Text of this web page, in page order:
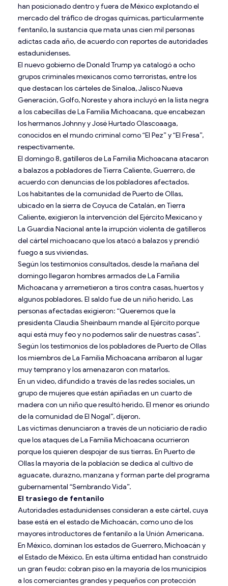
han posicionado dentro y fuera de México explotando el
mercado del tráfico de drogas químicas, particularmente
fentanilo, la sustancia que mata unas cien mil personas
adictas cada año, de acuerdo con reportes de autoridades
estadunidenses.
El nuevo gobierno de Donald Trump ya catalogó a ocho
grupos criminales mexicanos como terroristas, entre los
que destacan los cárteles de Sinaloa, Jalisco Nueva
Generación, Golfo, Noreste y ahora incluyó en la lista negra
a los cabecillas de La Familia Michoacana, que encabezan
los hermanos Johnny y José Hurtado Olascoaaga,
conocidos en el mundo criminal como “El Pez” y “El Fresa”,
respectivamente.
El domingo 8, gatilleros de La Familia Michoacana atacaron
a balazos a pobladores de Tierra Caliente, Guerrero, de
acuerdo con denuncias de los pobladores afectados.
Los habitantes de la comunidad de Puerto de Ollas,
ubicado en la sierra de Coyuca de Catalán, en Tierra
Caliente, exigieron la intervención del Ejército Mexicano y
La Guardia Nacional ante la irrupción violenta de gatilleros
del cártel michoacano que los atacó a balazos y prendió
fuego a sus viviendas.
Según los testimonios consultados, desde la mañana del
domingo llegaron hombres armados de La Familia
Michoacana y arremetieron a tiros contra casas, huertos y
algunos pobladores. El saldo fue de un niño herido. Las
personas afectadas exigieron: “Queremos que la
presidenta Claudia Sheinbaum mande al Ejército porque
aquí está muy feo y no podemos salir de nuestras casas”.
Según los testimonios de los pobladores de Puerto de Ollas
los miembros de La Familia Michoacana arribaron al lugar
muy temprano y los amenazaron con matarlos.
En un video, difundido a través de las redes sociales, un
grupo de mujeres que están apiñadas en un cuarto de
madera con un niño que resultó herido. El menor es oriundo
de la comunidad de El Nogal”, dijeron.
Las víctimas denunciaron a través de un noticiario de radio
que los ataques de La Familia Michoacana ocurrieron
porque los quieren despojar de sus tierras. En Puerto de
Ollas la mayoría de la población se dedica al cultivo de
aguacate, durazno, manzana y forman parte del programa
gubernamental “Sembrando Vida”.
El trasiego de fentanilo
Autoridades estadunidenses consideran a este cártel, cuya
base está en el estado de Michoacán, como uno de los
mayores introductores de fentanilo a la Unión Americana.
En México, dominan los estados de Guerrero, Michoacán y
el Estado de México. En esta última entidad han construido
un gran feudo: cobran piso en la mayoría de los municipios
a los comerciantes grandes y pequeños con protección